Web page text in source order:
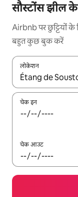
सौस्टोंस झील
Airbnb पर छुट्टियों
बहुत कुछ बुक करें
लोकेशन
नतीजों के उपलब्ध
चेक इन
चेक आउट